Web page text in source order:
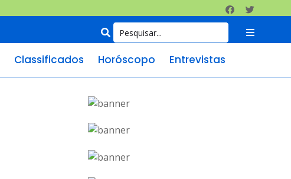
Classificados Horóscopo Entrevistas